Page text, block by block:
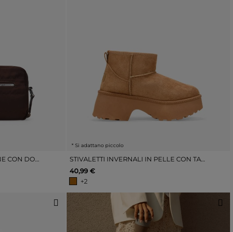
BORSA A TRACOLLA MARRONE CON DOPPIA CERNIERA
* Si adattano piccolo
STIVALETTI INVERNALI IN PELLE CON TACCO
40,99 €
+2